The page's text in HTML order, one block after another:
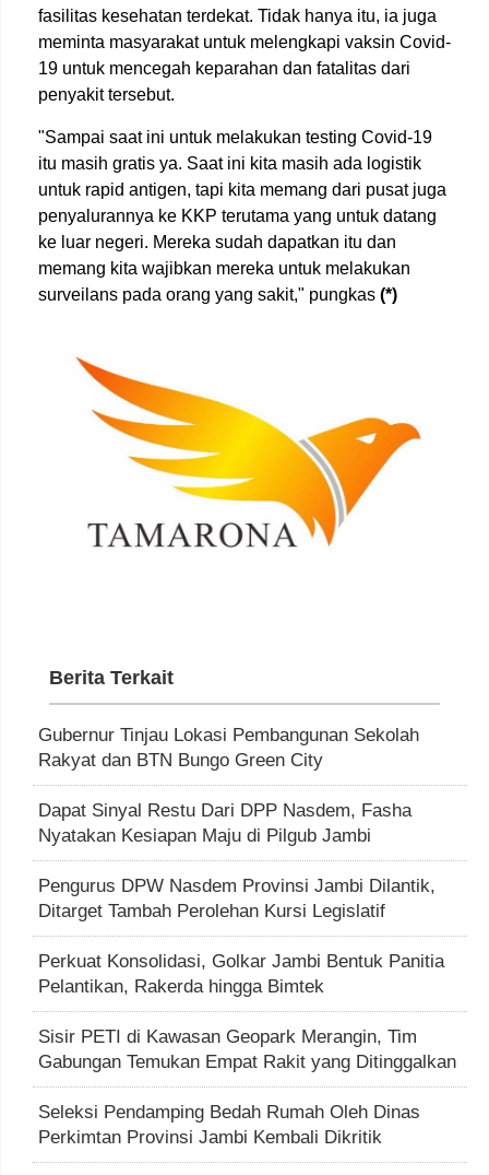
fasilitas kesehatan terdekat. Tidak hanya itu, ia juga
meminta masyarakat untuk melengkapi vaksin Covid-
19 untuk mencegah keparahan dan fatalitas dari
penyakit tersebut.
"Sampai saat ini untuk melakukan testing Covid-19
itu masih gratis ya. Saat ini kita masih ada logistik
untuk rapid antigen, tapi kita memang dari pusat juga
penyalurannya ke KKP terutama yang untuk datang
ke luar negeri. Mereka sudah dapatkan itu dan
memang kita wajibkan mereka untuk melakukan
surveilans pada orang yang sakit," pungkas (*)
Berita Terkait
Gubernur Tinjau Lokasi Pembangunan Sekolah
Rakyat dan BTN Bungo Green City
Dapat Sinyal Restu Dari DPP Nasdem, Fasha
Nyatakan Kesiapan Maju di Pilgub Jambi
Pengurus DPW Nasdem Provinsi Jambi Dilantik,
Ditarget Tambah Perolehan Kursi Legislatif
Perkuat Konsolidasi, Golkar Jambi Bentuk Panitia
Pelantikan, Rakerda hingga Bimtek
Sisir PETI di Kawasan Geopark Merangin, Tim
Gabungan Temukan Empat Rakit yang Ditinggalkan
Seleksi Pendamping Bedah Rumah Oleh Dinas
Perkimtan Provinsi Jambi Kembali Dikritik